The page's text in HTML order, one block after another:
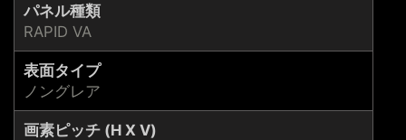
パネル種類
RAPID VA
表面タイプ
ノングレア
画素ピッチ (H X V)